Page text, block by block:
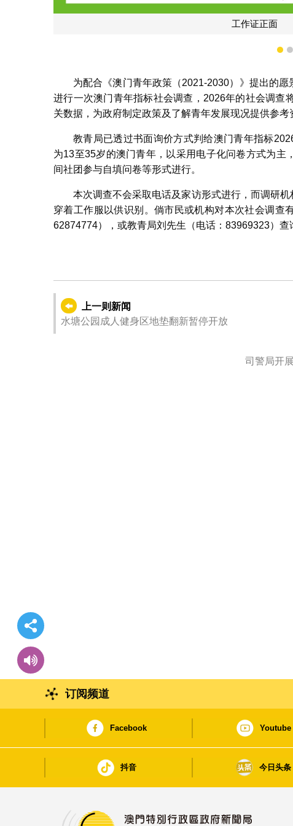
1 2
为配合《澳门青年政策（2021-2030）》提出的
进行一次澳门青年指标社会调查，2026年的社会调查
关数据，为政府制定政策及了解青年发展现况提供参考
教青局已透过书面询价方式判给澳门青年指标
为13至35岁的澳门青年，以采用电子化问卷方式为
间社团参与自填问卷等形式进行。
本次调查不会采取电话及家访形式进行，而调研
穿着工作服以供识别。倘市民或机构对本次社会调查
62874774），或教青局刘先生（电话：83969323）查
上一则新闻
水塘公园成人健身区地垫翻新暂停开放
司警局开
订阅频道
Facebook Youtube
抖音 今日头条